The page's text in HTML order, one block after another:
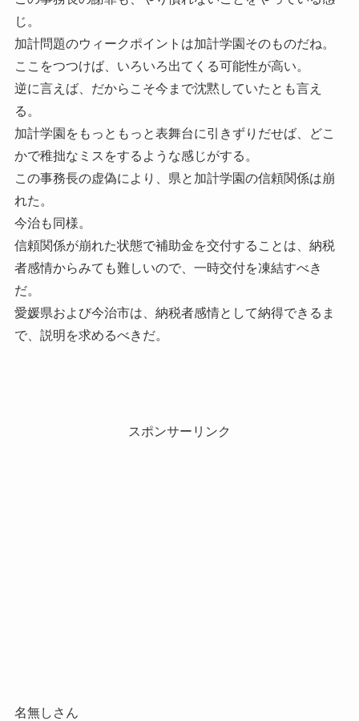
じ。
加計問題のウィークポイントは加計学園そのものだね。
ここをつつけば、いろいろ出てくる可能性が高い。
逆に言えば、だからこそ今まで沈黙していたとも言え
る。
加計学園をもっともっと表舞台に引きずりだせば、どこ
かで稚拙なミスをするような感じがする。
この事務長の虚偽により、県と加計学園の信頼関係は崩
れた。
今治も同様。
信頼関係が崩れた状態で補助金を交付することは、納税
者感情からみても難しいので、一時交付を凍結すべき
だ。
愛媛県および今治市は、納税者感情として納得できるま
で、説明を求めるべきだ。
スポンサーリンク
名無しさん